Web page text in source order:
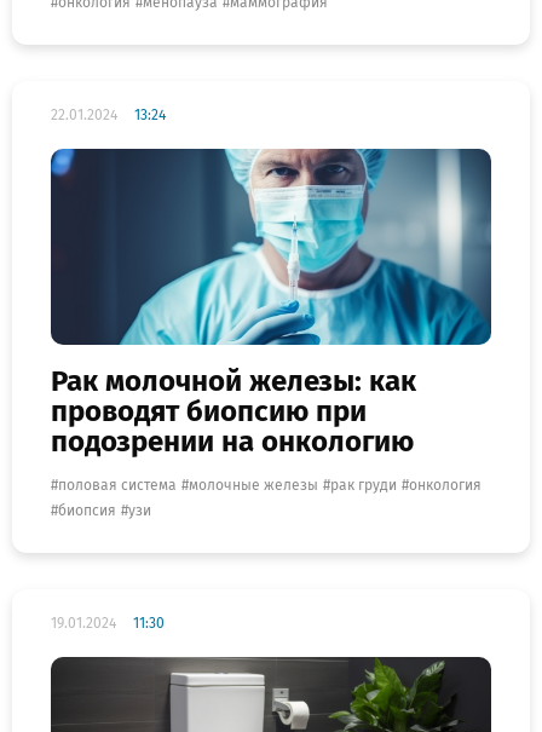
22.01.2024 13:24
Рак молочной железы: как
проводят биопсию при
подозрении на онкологию
половая система молочные железы рак груди
онкология
биопсия
узи
19.01.2024 11:30